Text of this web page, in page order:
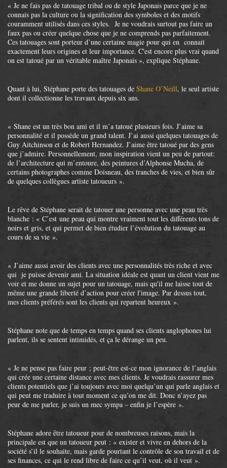
« Je ne fais pas de tatouage tribal ou de style Japonais parce que je ne
connais pas la culture ou la signification des symboles et des motifs
couramment utilisés dans ces styles. Je ne voudrais surtout pas faire un
faux pas ou créer quelque chose que je ne comprends pas parfaitement.
Ces tatouages sont porteur d’une certaine magie pour qui en connait
exactement leurs origines et leur importance. C'est encore plus vrai quand
on est tatoué par un véritable maître Japonais », explique Stéphane.
Quant à lui, Stéphane porte des tatouages de Shane O’Neill, le seul artiste
dont il collectionne les travaux depuis six ans.
« Shane est un très bon ami et il m’a tatoué plusieurs fois. J’aime sa
personnalité et il possède un grand talent. J’ai aussi quelques tatouages de
Guy Aitchinson et de Robert Hernandez. J’aime être tatoué par des gens
que j’admire. Personnellement, mon inspiration vient un peu de partout:
de l’architecture qui m’entoure, des peintures d’Alphonse Mucha, de
certains photographes comme Doisneau, des tranches de vies, et bien sûr
de quelques collègues artiste tatoueurs ».
Le rêve de Stéphane serait de tatouer une personne avec une peau très
blanche : « C’est une peau qui montre vraiment tout les différents tons de
noirs et gris, et qui permet de bien étudier l’évolution du tatouage au
cours de sa vie ».
« J’aime aussi avoir des clients avec une personnalités très riche et avec
qui je puisse devenir ami. La situation idéale est quant un client vient me
voir et me donne un sujet pour un tatouage, mais qu'il me laisse tout de
même une grande liberté d’action pour créer l'image. Par dessus tout,
mes clients préférés sont les clients qui repartent heureux ».
Stéphane note que de temps en temps quand ses clients anglophones lui
parlent, ils se sentent intimidés, et ça le dérange un peu.
« Je ne pense pas faire peur ; peut-être est-ce mon ignorance de l’anglais
qui crée une certaine distance avec mes clients. Je voudrais rassurer mes
clients potentiels que j’ai toujours avec moi quelqu’un qui parle anglais et
qui peut me traduire à tout moment ce qu’on me dit. Donc n’ayez pas
peur de me parler, je suis un mec sympa – enfin je l’espère ».
Stéphane adore être tatoueur pour de nombreuses raisons, mais la
principale est que un tatoueur peut : « exister et vivre en dehors de la
société s’il le souhaite, mais garde pourtant le contrôle de son travail et de
ses finances, ce qui le rend libre de faire ce qu’il veut, où il veut ».